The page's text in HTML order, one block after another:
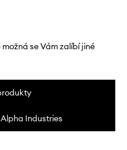
se Vám zalíbí jiné
Industries